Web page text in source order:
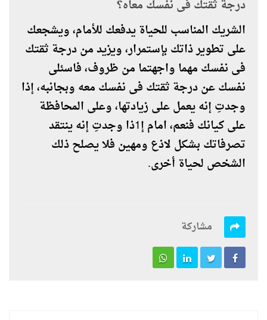
درجة ثقتك فى نفسك معاه؟
الشريك المناسب للحياة يدفعك للأمام، ويشجعك
على تطوير ذاتك بإستمرار، ويزيد من درجة ثقتك
فى نفسك مهما واجهتما من ظروف، فاسئلى
نفسك عن درجة ثقتك فى نفسك معه وبجانبه، إذا
وجدتِ إنه يعمل على زيادتها، وعلى المحافظة
على كيانك فنعم، امام إ1ذا وجدتِ إنه ينتقد
تصرفاتك بشكل لاذع ومهين فلا يصلح ذلك
الشخص لحياة أخرى.
مشاركة